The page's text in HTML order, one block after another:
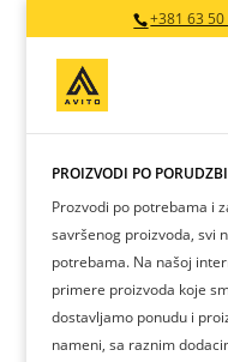
+381 63
PROIZVODI PO
Prozvodi po potrebama i
savršenog proizvoda, svi
potrebama. Na našoj
primere proizvoda koje
dostavljamo ponudu i
nameni, sa raznim